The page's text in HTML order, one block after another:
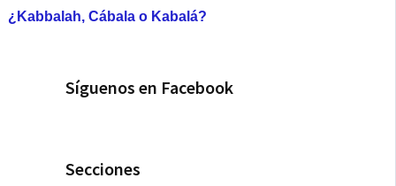
¿Kabbalah, Cábala o Kabalá?
Síguenos en Facebook
Secciones